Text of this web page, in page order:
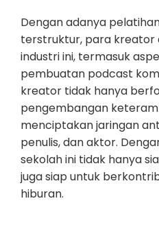
Dengan adanya
terstruktur, para kreator
industri ini, termasuk
pembuatan podcast
kreator tidak hanya
pengembangan
menciptakan jaringan
penulis, dan aktor.
sekolah ini tidak hanya
juga siap untuk
hiburan.